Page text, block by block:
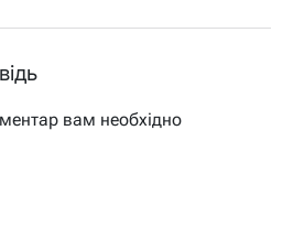
вам необхідно